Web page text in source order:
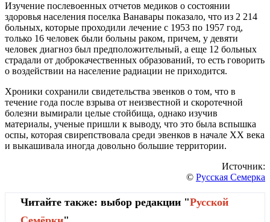
Изучение послевоенных отчетов медиков о состоянии
здоровья населения поселка Ванавары показало, что из 2 214
больных, которые проходили лечение с 1953 по 1957 год,
только 16 человек были больны раком, причем, у девяти
человек диагноз был предположительный, а еще 12 больных
страдали от доброкачественных образований, то есть говорить
о воздействии на население радиации не приходится.
Хроники сохранили свидетельства эвенков о том, что в
течение года после взрыва от неизвестной и скоротечной
болезни вымирали целые стойбища, однако изучив
материалы, ученые пришли к выводу, что это была вспышка
оспы, которая свирепствовала среди эвенков в начале XX века
и выкашивала иногда довольно большие территории.
Источник:
© Русская Семерка
Читайте также: выбор редакции "Русской